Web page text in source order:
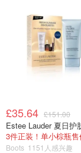
乐和轻度创作
载速度，提升系
£35.64 £151.00
Estee Lauder 夏日护
3件正装！单小棕瓶售
Boots 1151人感兴趣